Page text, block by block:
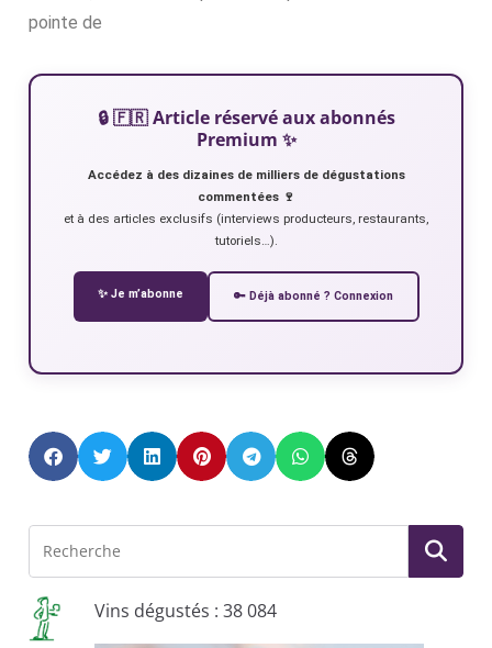
pointe de
🔒 🇫🇷 Article réservé aux abonnés
Premium ✨
Accédez à des dizaines de milliers de dégustations
commentées 🍷
et à des articles exclusifs (interviews producteurs, restaurants,
tutoriels…).
✨ Je m’abonne 🔑 Déjà abonné ? Connexion
Vins dégustés : 38 084